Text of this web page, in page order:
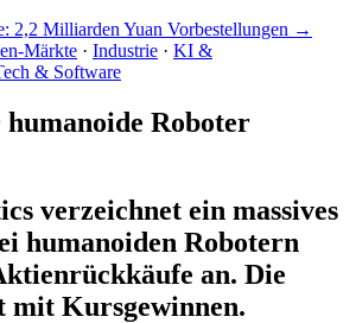
2,2 Milliarden Yuan Vorbestellungen →
Märkte · Industrie · KI &
& Software
humanoide Roboter
verzeichnet ein massives
humanoiden Robotern
an. Die
mit Kursgewinnen.